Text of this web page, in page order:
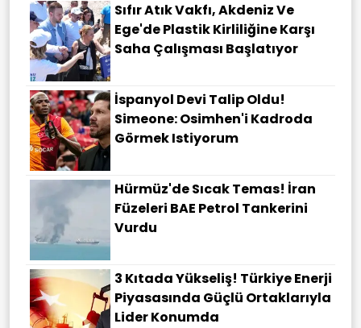
Sıfır Atık Vakfı, Akdeniz Ve
Ege'de Plastik Kirliliğine Karşı
Saha Çalışması Başlatıyor
İspanyol Devi Talip Oldu!
Simeone: Osimhen'i Kadroda
Görmek Istiyorum
Hürmüz'de Sıcak Temas! İran
Füzeleri BAE Petrol Tankerini
Vurdu
3 Kıtada Yükseliş! Türkiye Enerji
Piyasasında Güçlü Ortaklarıyla
Lider Konumda